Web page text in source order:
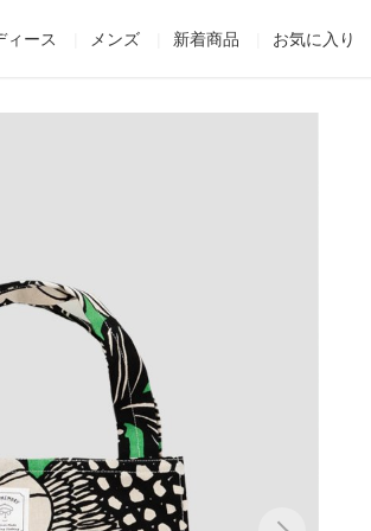
ィース メンズ 新着商品 お気に入り